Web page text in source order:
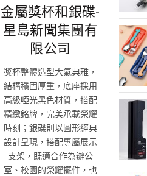
金屬獎杯和銀碟-
星島新聞集團有
限公司
獎杯整體造型大氣典雅，
結構穩固厚重，底座採用
高級啞光黑色材質，搭配
精緻銘牌，完美承載榮耀
時刻；銀碟則以圓形經典
設計呈現，搭配專屬展示
支架，既適合作為辦公
室、校園的榮耀擺件，也